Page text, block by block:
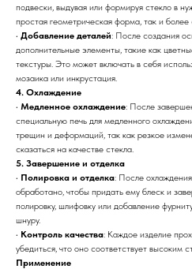
подвески, выдувая или формируя стекло в
простая геометрическая форма, так и
• Добавление деталей: После создания
дополнительные элементы, такие как
текстуры. Это может включать в себя
мозаика или инкрустация.
4. Охлаждение
• Медленное охлаждение: После
специальную печь для медленного
трещин и деформаций, так как резкое
сказаться на качестве стекла.
5. Завершение и отделка
• Полировка и отделка: После
обработано, чтобы придать ему блеск и
полировку, шлифовку или добавление
шнуру.
• Контроль качества: Каждое изделие
убедиться, что оно соответствует высоким
Применение